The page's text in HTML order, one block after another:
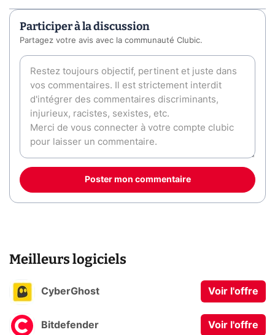
Participer à la discussion
Partagez votre avis avec la communauté Clubic.
Poster mon commentaire
Meilleurs logiciels
CyberGhost Voir l'offre
Bitdefender Voir l'offre